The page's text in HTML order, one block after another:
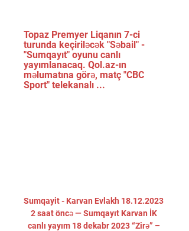
Topaz Premyer Liqanın 7-ci
turunda keçiriləcək "Səbail" -
"Sumqayıt" oyunu canlı
yayımlanacaq. Qol.az-ın
məlumatına görə, matç "CBC
Sport" telekanalı ...
Sumqayit - Karvan Evlakh 18.12.2023
2 saat öncə — Sumqayıt Karvan İK
canlı yayım 18 dekabr 2023 “Zirə” –